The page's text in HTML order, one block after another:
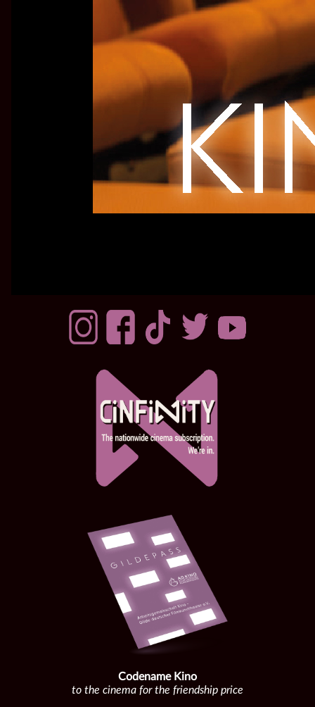
Codename Kino
to the cinema for the friendship price